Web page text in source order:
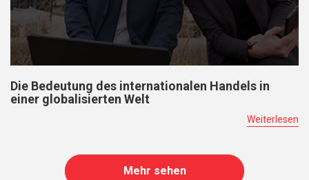
Die Bedeutung des internationalen Handels in
einer globalisierten Welt
Weiterlesen
Mehr sehen